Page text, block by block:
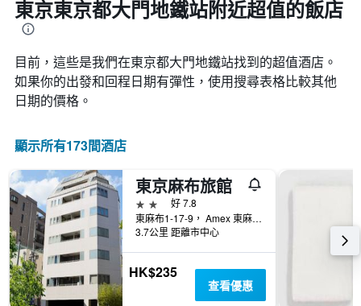
東京東京都大門地鐵站附近超值的飯店
目前，這些是我們在東京都大門地鐵站找到的超值酒店。
如果你的出發和回程日期有彈性，使用搜尋表格比較其他
日期的價格。
顯示所有173間酒店
東京麻布旅館
2星級
好 7.8
東麻布1-17-9， Amex 東麻布, 東京, 日本
3.7公里 距離市中心
HK$235
查看優惠